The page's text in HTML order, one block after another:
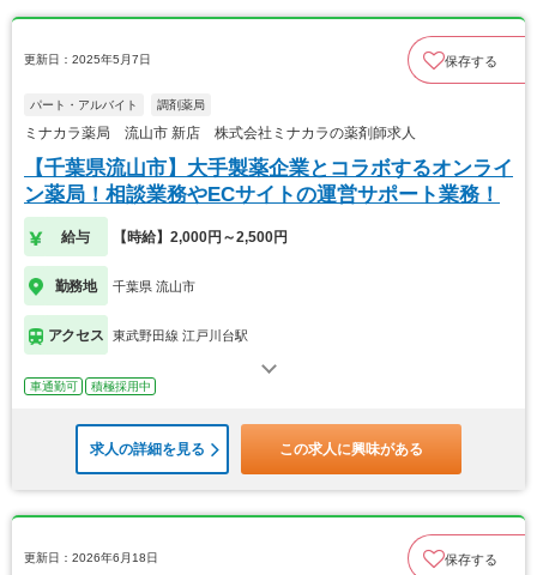
更新日：2025年5月7日 保存する
パート・アルバイト 調剤薬局
ミナカラ薬局 流山市 新店 株式会社ミナカラの薬剤師求人
【千葉県流山市】大手製薬企業とコラボするオンライ
ン薬局！相談業務やECサイトの運営サポート業務！
給与 【時給】2,000円～2,500円
勤務地 千葉県 流山市
アクセス 東武野田線 江戸川台駅
車通勤可 積極採用中
求人の詳細を見る この求人に興味がある
更新日：2026年6月18日 保存する